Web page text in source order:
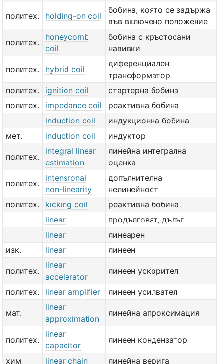
политех. holding-on coil
бобина, която се задържа
във включено положение
политех.
honeycomb
coil
бобина с кръстосани
навивки
политех. hybrid coil
диференциален
трансформатор
политех.
ignition coil
стартерна бобина
политех.
impedance coil
реактивна бобина
induction coil
индукционна бобина
мет.
induction coil индуктор
политех.
integral linear
estimation
линейна интегрална
оценка
политех.
intensronal
non-linearity
допълнителна
нелинейност
политех.
kicking coil
реактивна бобина
linear
продълговат, дълъг
linear
линеарен
изк.
linear линеен
политех.
linear
accelerator
линеен ускорител
политех. linear amplifier линеен усилвател
мат.
linear
approximation
линейна апроксимация
политех.
linear
capacitor
линеен кондензатор
хим. linear chain линейна верига